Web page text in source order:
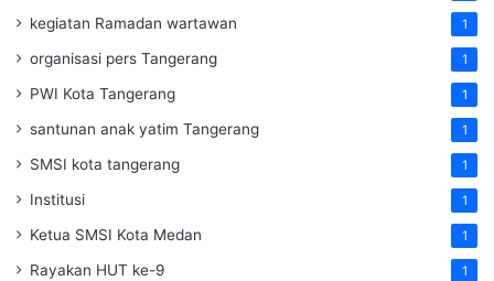
kegiatan Ramadan wartawan 1
organisasi pers Tangerang 1
PWI Kota Tangerang 1
santunan anak yatim Tangerang 1
SMSI kota tangerang 1
Institusi 1
Ketua SMSI Kota Medan 1
Rayakan HUT ke-9 1